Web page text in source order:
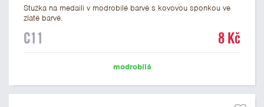
Stužka na medaili v modrobílé barvě s kovovou sponkou ve
zlaté barvě.
C11 8 Kč
modrobílá